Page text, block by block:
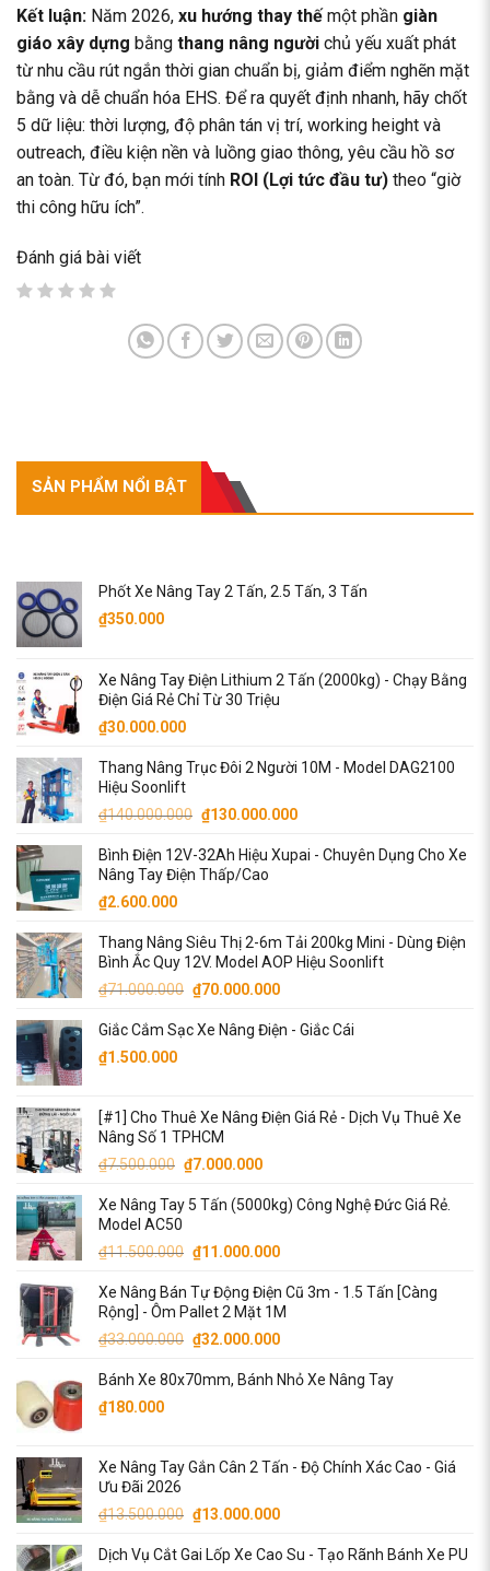
Kết luận: Năm 2026, xu hướng thay thế một phần giàn
giáo xây dựng bằng thang nâng người chủ yếu xuất phát
từ nhu cầu rút ngắn thời gian chuẩn bị, giảm điểm nghẽn mặt
bằng và dễ chuẩn hóa EHS. Để ra quyết định nhanh, hãy chốt
5 dữ liệu: thời lượng, độ phân tán vị trí, working height và
outreach, điều kiện nền và luồng giao thông, yêu cầu hồ sơ
an toàn. Từ đó, bạn mới tính ROI (Lợi tức đầu tư) theo “giờ
thi công hữu ích”.
Đánh giá bài viết
SẢN PHẨM NỔI BẬT
Phốt Xe Nâng Tay 2 Tấn, 2.5 Tấn, 3 Tấn
₫350.000
Xe Nâng Tay Điện Lithium 2 Tấn (2000kg) - Chạy Bằng
Điện Giá Rẻ Chỉ Từ 30 Triệu
₫30.000.000
Thang Nâng Trục Đôi 2 Người 10M - Model DAG2100
Hiệu Soonlift
₫140.000.000 Giá
là:
₫140.000.000.
₫130.000.000Giá
tại
Bình Điện 12V-32Ah Hiệu Xupai - Chuyên Dụng Cho Xe
Nâng Tay Điện Thấp/Cao
₫2.600.000
Thang Nâng Siêu Thị 2-6m Tải 200kg Mini - Dùng Điện
Bình Ắc Quy 12V. Model AOP Hiệu Soonlift
₫71.000.000 Giá
là:
₫70.000.000Giá
tại
Giắc Cắm Sạc Xe Nâng Điện - Giắc Cái
₫1.500.000
[#1] Cho Thuê Xe Nâng Điện Giá Rẻ - Dịch Vụ Thuê Xe
Nâng Số 1 TPHCM
₫7.500.000 Giá
là:
₫7.000.000Giá
tại
₫7.000.000.
Xe Nâng Tay 5 Tấn (5000kg) Công Nghệ Đức Giá Rẻ.
Model AC50
₫11.500.000 Giá
là:
₫11.500.000.
₫11.000.000Giá
tại
là:
₫11.000.000.
Xe Nâng Bán Tự Động Điện Cũ 3m - 1.5 Tấn [Càng
Rộng] - Ôm Pallet 2 Mặt 1M
₫33.000.000 Giá
là:
₫32.000.000Giá
tại
Bánh Xe 80x70mm, Bánh Nhỏ Xe Nâng Tay
₫180.000
Xe Nâng Tay Gắn Cân 2 Tấn - Độ Chính Xác Cao - Giá
Ưu Đãi 2026
₫13.500.000 Giá
là:
₫13.000.000Giá
tại
Dịch Vụ Cắt Gai Lốp Xe Cao Su - Tạo Rãnh Bánh Xe PU